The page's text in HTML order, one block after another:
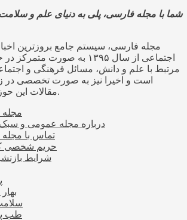
شما با مجله فارسی، پلی به دنیای علم و
مجله فارسی، سیستم جامع بروزترین
اجتماعی از سال ۱۳۹۵ به صورت
مرتبط با علم و دانش، مسائل فرهنگی و
است و اخیرا نیز به صورت تخصصی در
مقالات این حوزه‌ها فعالیت می کند.
درباره مجله عمومی و
تماس با
حریم شخصی
شرایط
طب